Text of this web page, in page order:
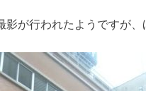
が行われたようですが、